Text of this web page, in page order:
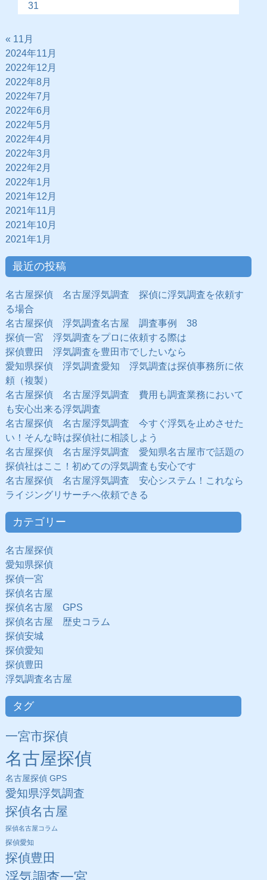
31
« 11月
2024年11月
2022年12月
2022年8月
2022年7月
2022年6月
2022年5月
2022年4月
2022年3月
2022年2月
2022年1月
2021年12月
2021年11月
2021年10月
2021年1月
最近の投稿
名古屋探偵 名古屋浮気調査 探偵に浮気調査を依頼す
る場合
名古屋探偵 浮気調査名古屋 調査事例 38
探偵一宮 浮気調査をプロに依頼する際は
探偵豊田 浮気調査を豊田市でしたいなら
愛知県探偵 浮気調査愛知 浮気調査は探偵事務所に依
頼（複製）
名古屋探偵 名古屋浮気調査 費用も調査業務において
も安心出来る浮気調査
名古屋探偵 名古屋浮気調査 今すぐ浮気を止めさせた
い！そんな時は探偵社に相談しよう
名古屋探偵 名古屋浮気調査 愛知県名古屋市で話題の
探偵社はここ！初めての浮気調査も安心です
名古屋探偵 名古屋浮気調査 安心システム！これなら
ライジングリサーチへ依頼できる
カテゴリー
名古屋探偵
愛知県探偵
探偵一宮
探偵名古屋
探偵名古屋 GPS
探偵名古屋 歴史コラム
探偵安城
探偵愛知
探偵豊田
浮気調査名古屋
タグ
一宮市探偵
名古屋探偵
名古屋探偵 GPS
愛知県浮気調査
探偵名古屋
探偵名古屋コラム
探偵愛知
探偵豊田